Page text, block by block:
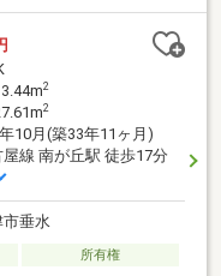
2
2
10月(築33年11ヶ月)
線 南が丘駅 徒歩17分
垂水
所有権